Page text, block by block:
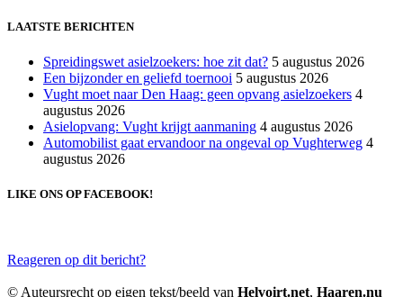
LAATSTE BERICHTEN
Spreidingswet asielzoekers: hoe zit dat? 5 augustus 2026
Een bijzonder en geliefd toernooi 5 augustus 2026
Vught moet naar Den Haag: geen opvang asielzoekers 4
augustus 2026
Asielopvang: Vught krijgt aanmaning 4 augustus 2026
Automobilist gaat ervandoor na ongeval op Vughterweg 4
augustus 2026
LIKE ONS OP FACEBOOK!
Reageren op dit bericht?
© Auteursrecht op eigen tekst/beeld van Helvoirt.net, Haaren.nu